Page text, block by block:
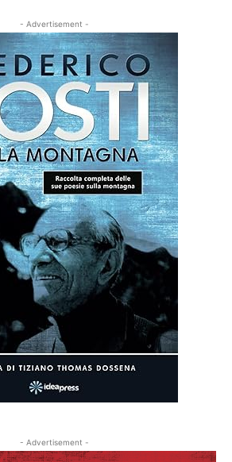
- Advertisement -
- Advertisement -